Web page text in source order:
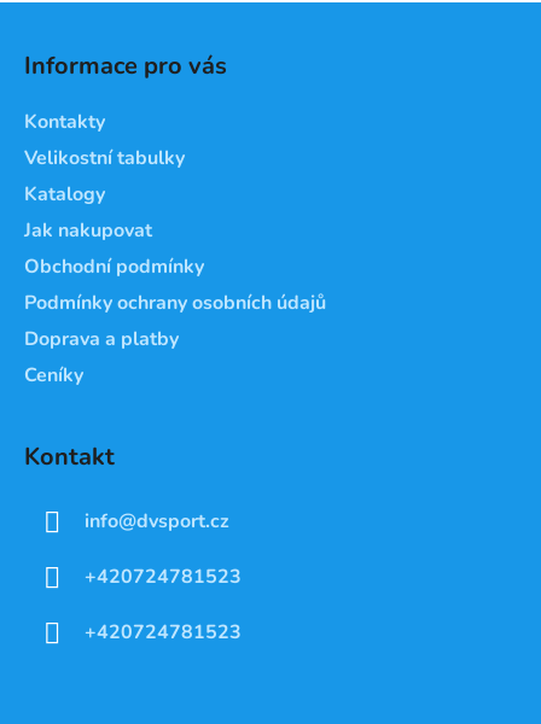
Informace pro vás
Kontakty
Velikostní tabulky
Katalogy
Jak nakupovat
Obchodní podmínky
Podmínky ochrany osobních údajů
Doprava a platby
Ceníky
Kontakt
info@dvsport.cz
+420724781523
+420724781523